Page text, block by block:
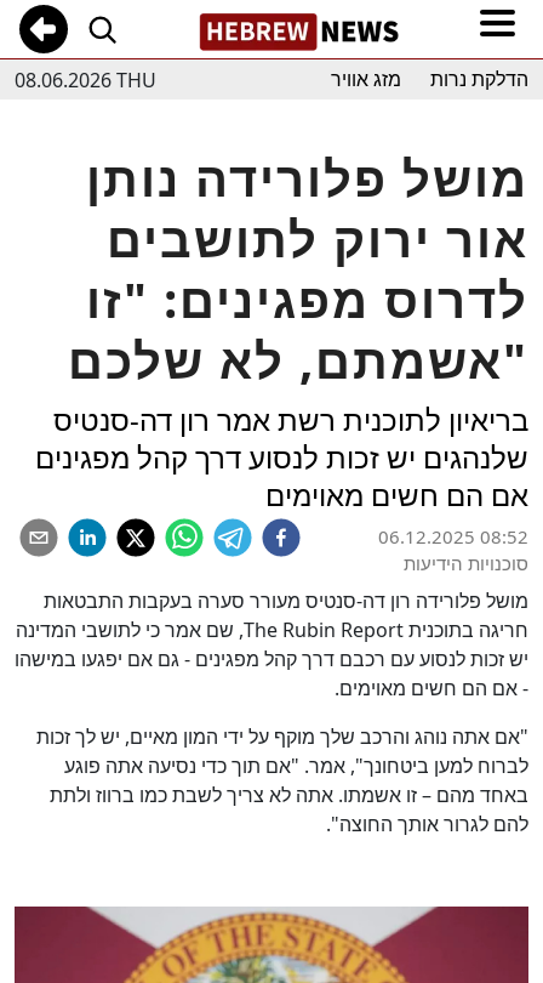
08.06.2026 THU הדלקת נרות מזג אוויר
מושל פלורידה נותן
אור ירוק לתושבים
לדרוס מפגינים: "זו
אשמתם, לא שלכם"
בריאיון לתוכנית רשת אמר רון דה-סנטיס
שלנהגים יש זכות לנסוע דרך קהל מפגינים
אם הם חשים מאוימים
06.12.2025 08:52
סוכנויות הידיעות
מושל פלורידה רון דה-סנטיס מעורר סערה בעקבות התבטאות
חריגה בתוכנית The Rubin Report, שם אמר כי לתושבי המדינה
יש זכות לנסוע עם רכבם דרך קהל מפגינים - גם אם יפגעו במישהו
- אם הם חשים מאוימים.
"אם אתה נוהג והרכב שלך מוקף על ידי המון מאיים, יש לך זכות
לברוח למען ביטחונך", אמר. "אם תוך כדי נסיעה אתה פוגע
באחד מהם – זו אשמתו. אתה לא צריך לשבת כמו ברווז ולתת
להם לגרור אותך החוצה".